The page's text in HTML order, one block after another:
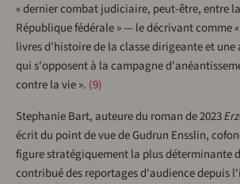
« dernier combat judiciaire, peut-être, entre
République fédérale » — le décrivant comme
livres d'histoire de la classe dirigeante et une
qui s'opposent à la campagne
contre la vie ». 9
Stephanie Bart, auteure du roman de 2023
écrit du point de vue de Gudrun Ensslin,
figure stratégiquement la plus déterminante
contribué des reportages d'audience depuis